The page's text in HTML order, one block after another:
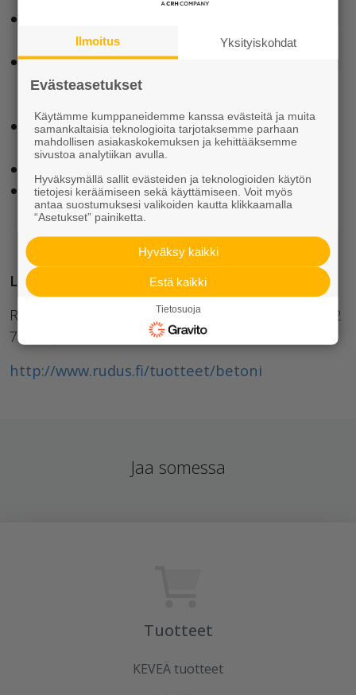
välissä, Länsiväylän eteläpuolella
Palvelee sekä läntistä Lauttasaarta että
Koivusaareen suunniteltua uutta, noin 4 000
Koivusaaren puoleinen sisäänkäynti otetaan
käyttöön myöhemmin
Aseman suunnittelu arkkitehtitoimisto Helin &
Co Oy
Lisätietoja
Rudus Oy, Myynti-insinööri Petri Kuutti, p. 040 022
7424,
petri.kuutti@rudus.fi
http://www.rudus.fi/tuotteet/betoni
Jaa somessa
Tuotteet
KEVEÄ tuotteet
Ilmoitus Yksityiskohdat
Evästeasetukset
Käytämme kumppaneidemme kanssa evästeitä ja muita
samankaltaisia teknologioita tarjotaksemme parhaan
mahdollisen asiakaskokemuksen ja kehittääksemme
sivustoa analytiikan avulla.
Hyväksymällä sallit evästeiden ja teknologioiden käytön
tietojesi keräämiseen sekä käyttämiseen. Voit myös
antaa suostumuksesi valikoiden kautta klikkaamalla
“Asetukset” painiketta.
Hyväksy kaikki
Estä kaikki
Tietosuoja